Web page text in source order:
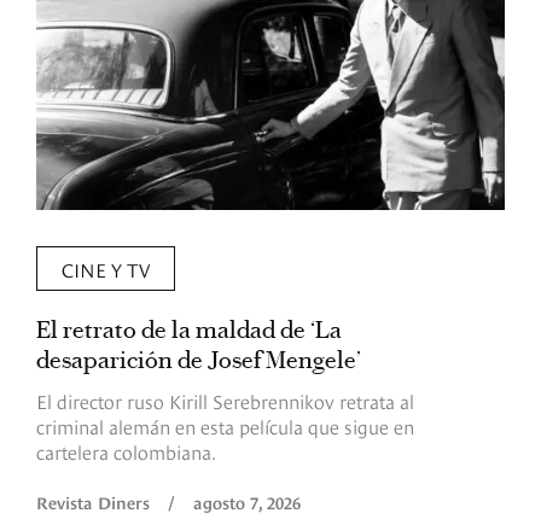
CINE Y TV
El retrato de la maldad de ‘La
desaparición de Josef Mengele’
El director ruso Kirill Serebrennikov retrata al
criminal alemán en esta película que sigue en
cartelera colombiana.
Revista Diners / agosto 7, 2026